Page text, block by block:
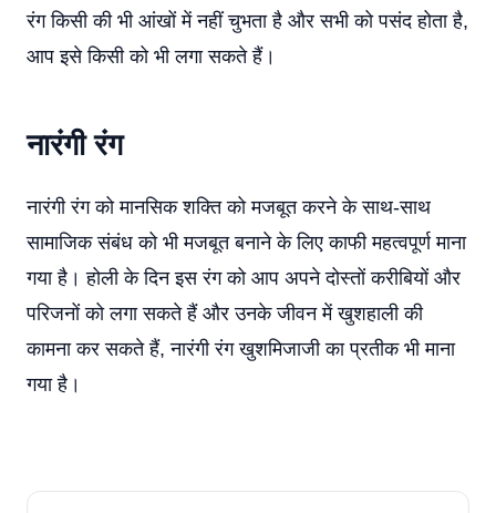
रंग किसी की भी आंखों में नहीं चुभता है और सभी को पसंद होता है,
आप इसे किसी को भी लगा सकते हैं।
नारंगी रंग
नारंगी रंग को मानसिक शक्ति को मजबूत करने के साथ-साथ
सामाजिक संबंध को भी मजबूत बनाने के लिए काफी महत्वपूर्ण माना
गया है। होली के दिन इस रंग को आप अपने दोस्तों करीबियों और
परिजनों को लगा सकते हैं और उनके जीवन में खुशहाली की
कामना कर सकते हैं, नारंगी रंग खुशमिजाजी का प्रतीक भी माना
गया है।